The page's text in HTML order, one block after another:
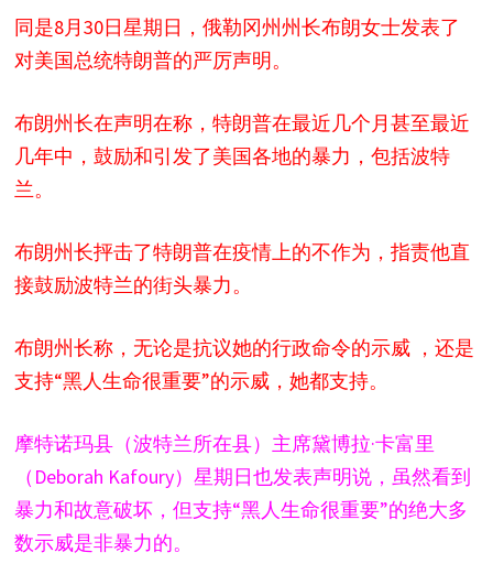
同是8月30日星期日，俄勒冈州州长布朗女士发表了
对美国总统特朗普的严厉声明。
布朗州长在声明在称，特朗普在最近几个月甚至最近
几年中，鼓励和引发了美国各地的暴力，包括波特
兰。
布朗州长抨击了特朗普在疫情上的不作为，指责他直
接鼓励波特兰的街头暴力。
布朗州长称，无论是抗议她的行政命令的示威 ，还是
支持“黑人生命很重要”的示威，她都支持。
摩特诺玛县（波特兰所在县）主席黛博拉·卡富里
（Deborah Kafoury）星期日也发表声明说，虽然看到
暴力和故意破坏，但支持“黑人生命很重要”的绝大多
数示威是非暴力的。